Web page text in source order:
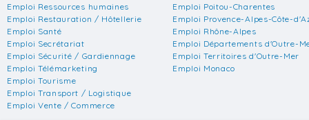
Emploi Ressources humaines
Emploi Restauration / Hôtellerie
Emploi Santé
Emploi Secrétariat
Emploi Sécurité / Gardiennage
Emploi Télémarketing
Emploi Tourisme
Emploi Transport / Logistique
Emploi Vente / Commerce
Emploi Poitou-Charentes
Emploi Provence-Alpes-Côte-
Emploi Rhône-Alpes
Emploi Départements d'Outre-
Emploi Territoires d'Outre-Mer
Emploi Monaco